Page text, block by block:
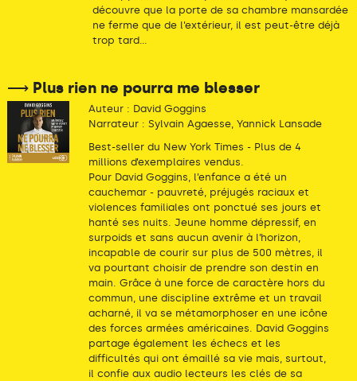
découvre que la porte de sa chambre mansardée
ne ferme que de l’extérieur, il est peut-être déjà
trop tard...
⟶ Plus rien ne pourra me blesser
Auteur : David Goggins
Narrateur : Sylvain Agaesse, Yannick Lansade
Best-seller du New York Times - Plus de 4
millions d’exemplaires vendus.
Pour David Goggins, l’enfance a été un
cauchemar - pauvreté, préjugés raciaux et
violences familiales ont ponctué ses jours et
hanté ses nuits. Jeune homme dépressif, en
surpoids et sans aucun avenir à l’horizon,
incapable de courir sur plus de 500 mètres, il
va pourtant choisir de prendre son destin en
main. Grâce à une force de caractère hors du
commun, une discipline extrême et un travail
acharné, il va se métamorphoser en une icône
des forces armées américaines. David Goggins
partage également les échecs et les
difficultés qui ont émaillé sa vie mais, surtout,
il confie aux audio lecteurs les clés de sa